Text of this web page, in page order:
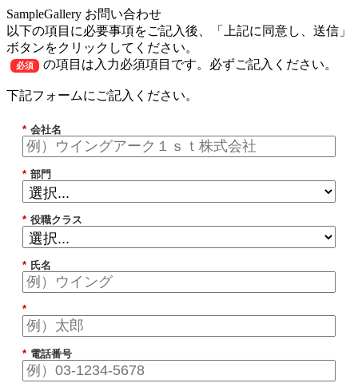
SampleGallery お問い合わせ
以下の項目に必要事項をご記入後、「上記に同意し、送信」
ボタンをクリックしてください。
必須 の項目は入力必須項目です。必ずご記入ください。
下記フォームにご記入ください。
* 会社名
* 部門
* 役職クラス
* 氏名
*
* 電話番号